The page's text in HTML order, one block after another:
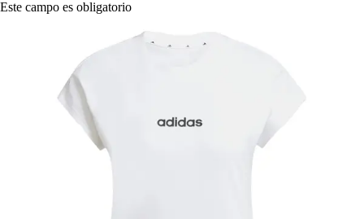
Este campo es obligatorio